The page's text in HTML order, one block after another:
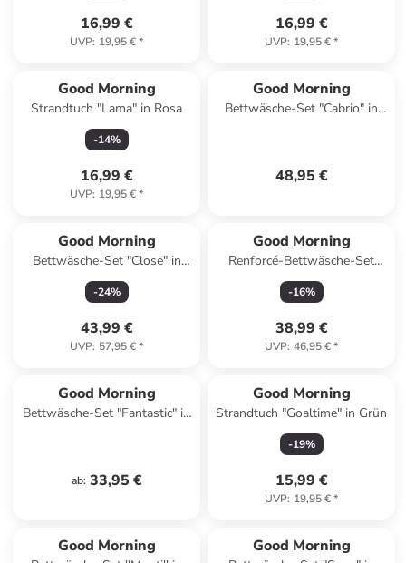
16,99 €
UVP: 19,95 €*
16,99 €
UVP: 19,95 €*
Good Morning
Strandtuch "Lama" in Rosa
-14%
16,99 €
UVP: 19,95 €*
Good Morning
Bettwäsche-Set "Cabrio" in
48,95 €
Good Morning
Bettwäsche-Set "Close" in
Grau/ Rosa
-24%
43,99 €
UVP: 57,95 €*
Good Morning
Renforcé-Bettwäsche-Set
"Captain" in Hellblau/ Schwarz
-16%
38,99 €
UVP: 46,95 €*
Good Morning
Bettwäsche-Set "Fantastic" in
ab: 33,95 €
Good Morning
Strandtuch "Goaltime" in Grün
-19%
15,99 €
UVP: 19,95 €*
Good Morning Good Morning